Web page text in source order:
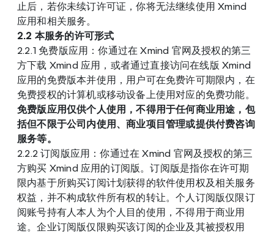
止后，若你未续订许可证，你将无法继续使用 Xmind
应用和相关服务。
2.2 本服务的许可形式
2.2.1 免费版应用：你通过在 Xmind 官网及授权的第三
方下载 Xmind 应用，或者通过直接访问在线版 Xmind
应用的免费版本并使用，用户可在免费许可期限内，在
免费授权的计算机或移动设备上使用对应的免费功能。
免费版应用仅供个人使用，不得用于任何商业用途，包
括但不限于公司内使用、商业项目管理或提供付费咨询
服务等。
2.2.2 订阅版应用：你通过在 Xmind 官网及授权的第三
方购买 Xmind 应用的订阅版。订阅版是指你在许可期
限内基于所购买订阅计划获得的软件使用权及相关服务
权益，并不构成软件所有权的转让。个人订阅版仅限订
阅账号持有人本人为个人目的使用，不得用于商业用
途。企业订阅版仅限购买该订阅的企业及其被授权用